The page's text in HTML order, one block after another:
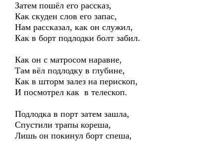
Затем пошёл его рассказ,
Как скуден слов его запас,
Нам рассказал, как он служил,
Как в борт подлодки болт забил.
Как он с матросом наравне,
Там вёл подлодку в глубине,
Как в шторм залез на перископ,
И посмотрел как в телескоп.
Подлодка в порт затем зашла,
Спустили трапы кореша,
Лишь он покинул борт спеша,